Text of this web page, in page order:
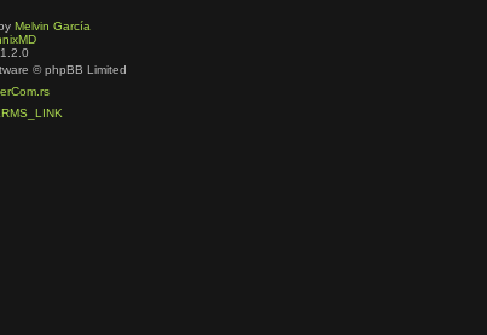
Melvin García
© phpBB Limited